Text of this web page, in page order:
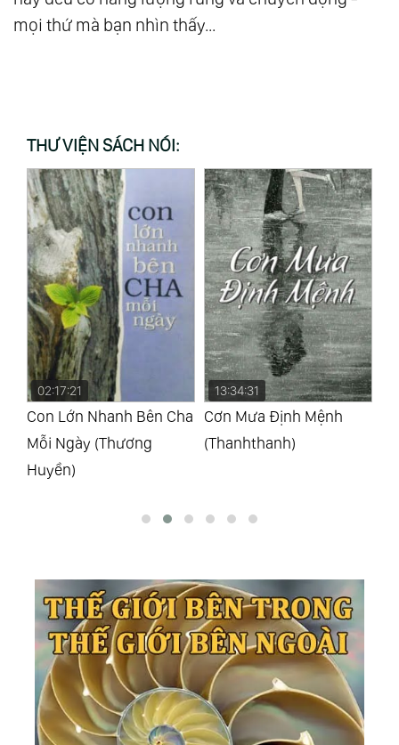
mọi thứ mà bạn nhìn thấy...
THƯ VIỆN SÁCH NÓI:
02:17:21
Con Lớn Nhanh Bên Cha
Mỗi Ngày (Thương
Huyền)
13:34:31
Cơn Mưa Định Mệnh
(Thanhthanh)